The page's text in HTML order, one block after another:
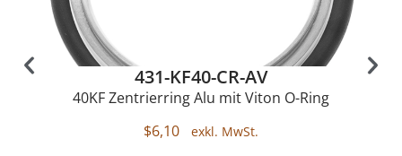
431-KF40-CR-AV
40KF Zentrierring Alu mit Viton O-Ring
$6,10